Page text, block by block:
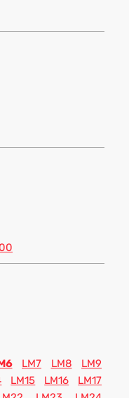
LM7 LM8
LM9
LM15 LM16
LM17